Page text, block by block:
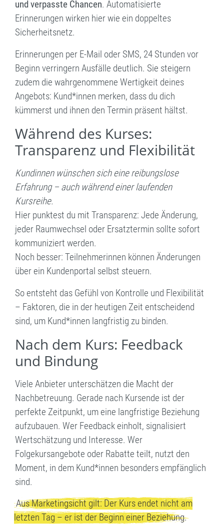
und verpasste Chancen. Automatisierte
Erinnerungen wirken hier wie ein doppeltes
Sicherheitsnetz.
Erinnerungen per E-Mail oder SMS, 24 Stunden vor
Beginn verringern Ausfälle deutlich. Sie steigern
zudem die wahrgenommene Wertigkeit deines
Angebots: Kund*innen merken, dass du dich
kümmerst und ihnen den Termin präsent hältst.
Während des Kurses:
Transparenz und Flexibilität
Kundinnen wünschen sich eine reibungslose
Erfahrung – auch während einer laufenden
Kursreihe.
Hier punktest du mit Transparenz: Jede Änderung,
jeder Raumwechsel oder Ersatztermin sollte sofort
kommuniziert werden.
Noch besser: Teilnehmerinnen können Änderungen
über ein Kundenportal selbst steuern.
So entsteht das Gefühl von Kontrolle und Flexibilität
– Faktoren, die in der heutigen Zeit entscheidend
sind, um Kund*innen langfristig zu binden.
Nach dem Kurs: Feedback
und Bindung
Viele Anbieter unterschätzen die Macht der
Nachbetreuung. Gerade nach Kursende ist der
perfekte Zeitpunkt, um eine langfristige Beziehung
aufzubauen. Wer Feedback einholt, signalisiert
Wertschätzung und Interesse. Wer
Folgekursangebote oder Rabatte teilt, nutzt den
Moment, in dem Kund*innen besonders empfänglich
sind.
Aus Marketingsicht gilt: Der Kurs endet nicht am
letzten Tag – er ist der Beginn einer Beziehung.